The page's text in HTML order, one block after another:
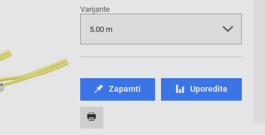
Varijante
Zapamti Uporedite